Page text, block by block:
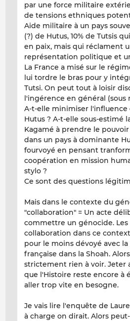
par une force militaire
de tensions ethniques
Aide militaire à un pays
(?) de Hutus, 10% de Tutsis
en paix, mais qui réclament
représentation politique et
La France a misé sur le
lui tordre le bras pour y
Tutsi. On peut tout à loisir
l'ingérence en général (sous
A-t-elle minimiser l'influence
Hutus ? A-t-elle sous-estimé
Kagamé à prendre le
dans un pays à dominante
fourvoyé en pensant
coopération en mission
stylo ?
Ce sont des questions
Mais dans le contexte du
"collaboration" = Un acte
commettre un génocide.
collaboration dans ce
pour le moins dévoyé avec
française dans la Shoah.
strictement rien à voir. Jeter
que l'Histoire reste encore à
aller trop vite en besogne.
Je vais lire l'enquête de
à charge on dirait. Alors